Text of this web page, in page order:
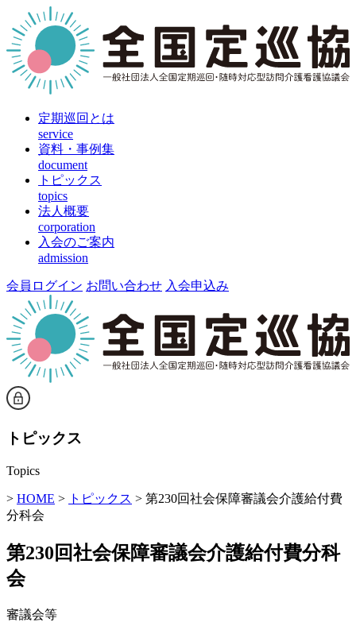
定期巡回とは
service
資料・事例集
document
トピックス
topics
法人概要
corporation
入会のご案内
admission
会員ログイン お問い合わせ 入会申込み
トピックス
Topics
> HOME > トピックス > 第230回社会保障審議会介護給付費
分科会
第230回社会保障審議会介護給付費分科
会
審議会等